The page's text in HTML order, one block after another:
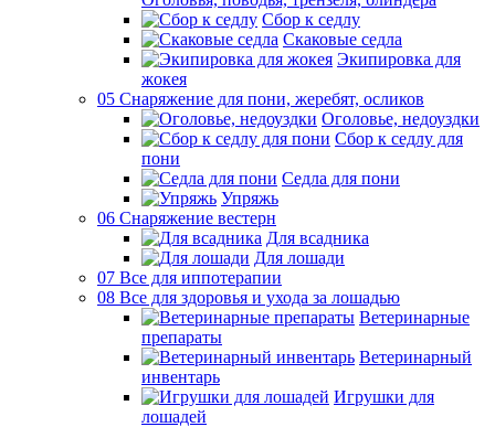
Сбор к седлу
Скаковые седла
Экипировка для
жокея
05 Снаряжение для пони, жеребят, осликов
Оголовье, недоуздки
Сбор к седлу для
пони
Седла для пони
Упряжь
06 Снаряжение вестерн
Для всадника
Для лошади
07 Все для иппотерапии
08 Все для здоровья и ухода за лошадью
Ветеринарные
препараты
Ветеринарный
инвентарь
Игрушки для
лошадей